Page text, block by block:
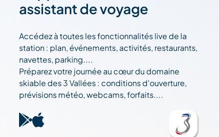
assistant de voyage
Accédez à toutes les fonctionnalités live de la
station : plan, événements, activités, restaurants,
navettes, parking....
Préparez votre journée au cœur du domaine
skiable des 3 Vallées : conditions d'ouverture,
prévisions météo, webcams, forfaits....